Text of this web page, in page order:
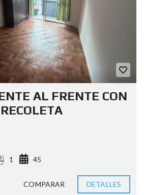
AL FRENTE CON
1 45
COMPARAR DETALLES